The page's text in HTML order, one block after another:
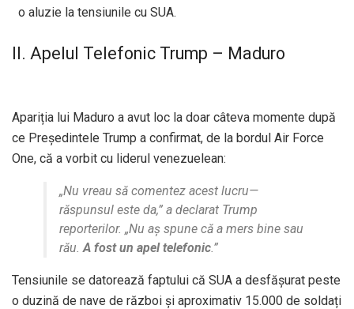
o aluzie la tensiunile cu SUA.
II. Apelul Telefonic Trump – Maduro
Apariția lui Maduro a avut loc la doar câteva momente după
ce Președintele Trump a confirmat, de la bordul Air Force
One, că a vorbit cu liderul venezuelean:
„Nu vreau să comentez acest lucru—
răspunsul este da,” a declarat Trump
reporterilor. „Nu aș spune că a mers bine sau
rău. A fost un apel telefonic .”
Tensiunile se datorează faptului că SUA a desfășurat peste
o duzină de nave de război și aproximativ 15.000 de soldați